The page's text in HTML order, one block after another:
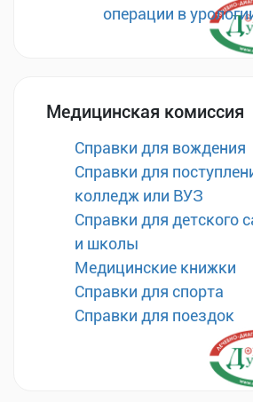
операции в
Медицинская комиссия
Справки для вождения
Справки для
колледж или ВУЗ
Справки для детского
и школы
Медицинские книжки
Справки для спорта
Справки для поездок